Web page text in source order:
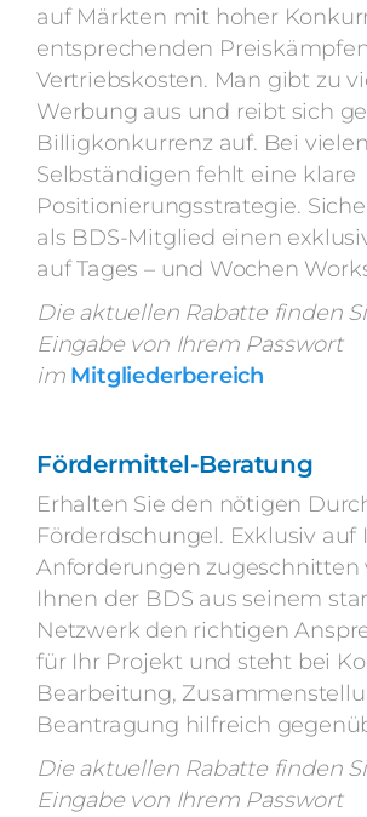
auf Märkten mit hoher
entsprechenden
Vertriebskosten. Man gibt zu
Werbung aus und reibt sich
Billigkonkurrenz auf. Bei vielen
Selbständigen fehlt eine klare
Positionierungsstrategie.
als BDS-Mitglied einen
auf Tages – und Wochen
Die aktuellen Rabatte finden
Eingabe von Ihrem Passwort
im Mitgliederbereich
Fördermittel-Beratung
Erhalten Sie den nötigen
Förderdschungel. Exklusiv auf
Anforderungen
Ihnen der BDS aus seinem
Netzwerk den richtigen
für Ihr Projekt und steht bei
Bearbeitung,
Beantragung hilfreich
Die aktuellen Rabatte finden
Eingabe von Ihrem Passwort